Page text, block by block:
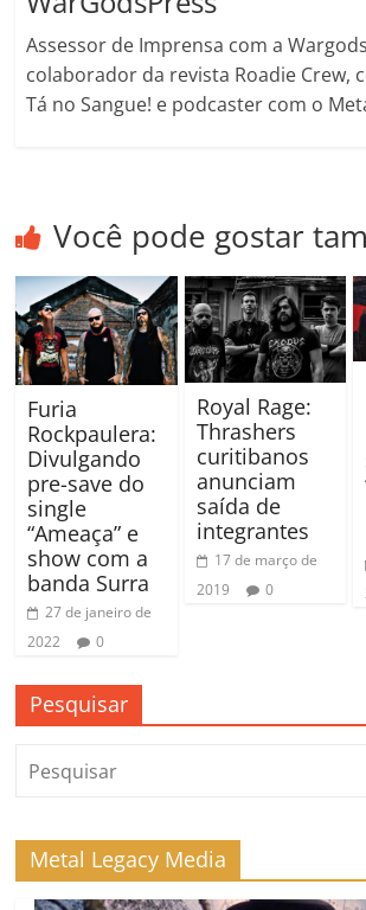
Assessor de Imprensa com a
colaborador da revista Roadie Crew,
Tá no Sangue! e podcaster com o
Você pode gostar
Furia
Rockpaulera:
Divulgando
pre-save do
single
“Ameaça” e
show com a
banda Surra
27 de janeiro de
2022
0
Royal Rage:
Thrashers
curitibanos
anunciam
saída de
integrantes
17 de março de
2019
0
Pesquisar
Metal Legacy Media